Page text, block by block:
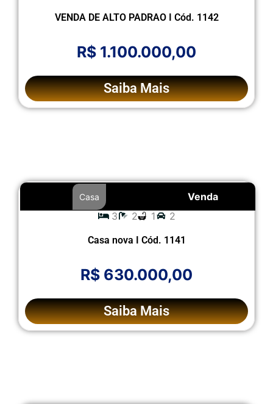
VENDA DE ALTO PADRAO I Cód. 1142
R$ 1.100.000,00
Saiba Mais
Venda
Casa
3 2 1 2
Casa nova I Cód. 1141
R$ 630.000,00
Saiba Mais